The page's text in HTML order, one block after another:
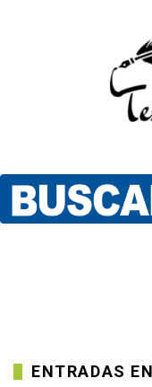
ENTRADAS